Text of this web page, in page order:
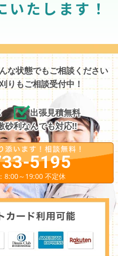
いたします！
な状態でもご相談ください
りもご相談受付中！
出張見積無料
砂利なんでも対応!!
5195
8:00～19:00 不定休